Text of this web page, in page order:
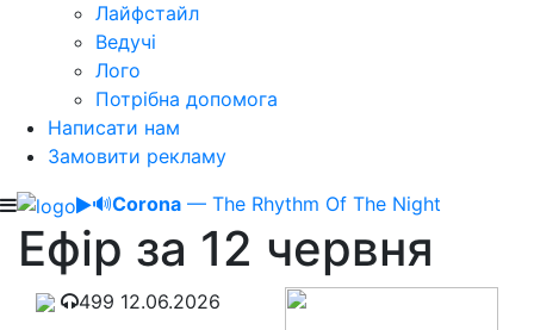
Лайфстайл
Ведучі
Лого
Потрібна допомога
Написати нам
Замовити рекламу
🔊Corona — The Rhythm Of The Night
Ефір за 12 червня
499 12.06.2026